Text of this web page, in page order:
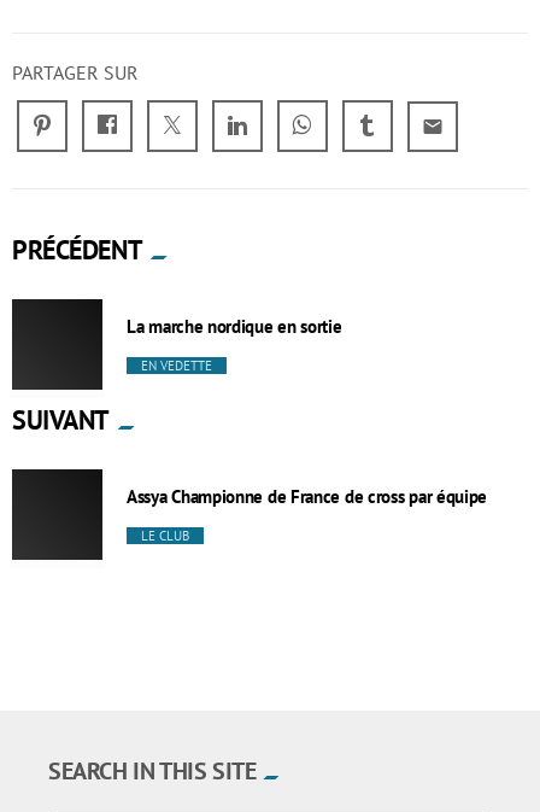
PARTAGER SUR
email
PRÉCÉDENT
La marche nordique en sortie
EN VEDETTE
SUIVANT
Assya Championne de France de cross par équipe
LE CLUB
SEARCH IN THIS SITE